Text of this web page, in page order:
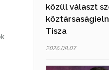
közül választ
Tisza
2026.08.07